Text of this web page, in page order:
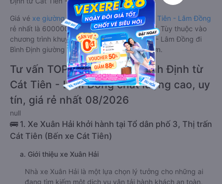
Giá vé xe giường nằm đôi đi Bình Định từ Cát Tiên - Lâm Đồng
rẻ nhất là 600000VND của hãng xe Xuân Hải. Tùy thuộc vào
chương trình khuyến mãi, giá vé Xe Cát Tiên - Lâm Đồng đi
Bình Định giường nằm đôi này có thể sẽ rẻ hơn.
Tư vấn TOP 2 xe khách đi Bình Định từ
Cát Tiên - Lâm Đồng chất lượng cao, uy
tín, giá rẻ nhất 08/2026
null
🚌 1. Xe Xuân Hải khởi hành tại Tổ dân phố 3, Thị trấn
Cát Tiên (Bến xe Cát Tiên)
a. Giới thiệu xe Xuân Hải
Nhà xe Xuân Hải là một lựa chọn lý tưởng cho những ai
đang tìm kiếm một dịch vụ vận tải hành khách an toàn,